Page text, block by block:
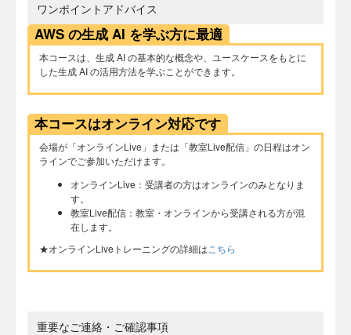
ワンポイントアドバイス
AWS の生成 AI を学ぶ方に最適
本コースは、生成 AI の基本的な概念や、ユースケースをもとに
した生成 AI の活用方法を学ぶことができます。
本コースはオンライン対応です
会場が「オンラインLive」または「教室Live配信」の日程はオン
ラインでご参加いただけます。
オンラインLive：受講者の方はオンラインのみとなりま
す。
教室Live配信：教室・オンラインから受講される方が混
在します。
★オンラインLiveトレーニングの詳細は こちら
重要なご連絡・ご確認事項